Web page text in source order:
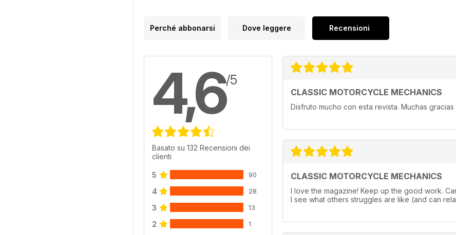
Perché abbonarsi Dove leggere Recensioni
4,6/5
Basato su 132 Recensioni dei
clienti
5 90
4 28
3 13
2 1
CLASSIC MOTORCYCLE MECHANICS
Disfruto mucho con esta revista. Muchas
CLASSIC MOTORCYCLE MECHANICS
I love the magazine! Keep up the good work.
I see what others struggles are like (and can